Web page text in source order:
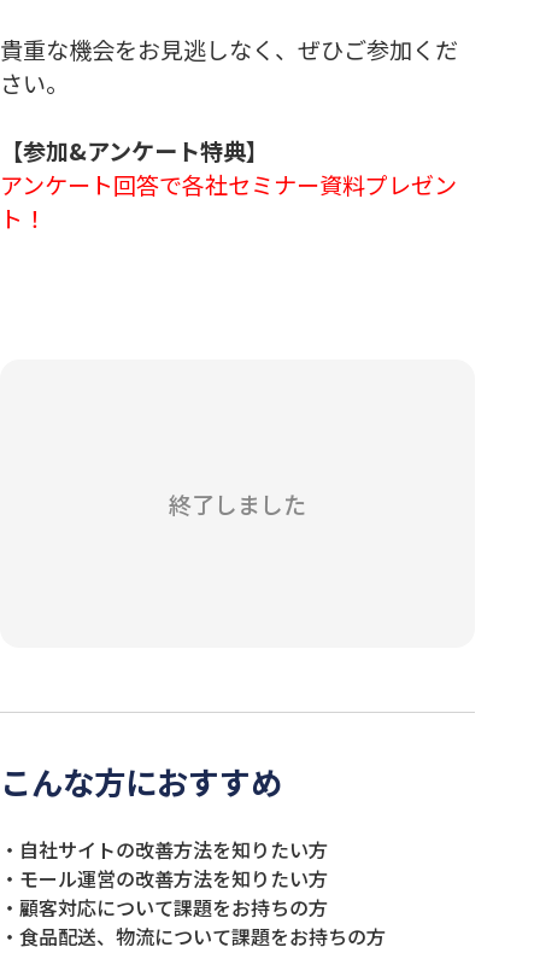
貴重な機会をお見逃しなく、ぜひご参加くだ
さい。
【参加&アンケート特典】
アンケート回答で各社セミナー資料プレゼン
ト！
終了しました
こんな方におすすめ
・自社サイトの改善方法を知りたい方
・モール運営の改善方法を知りたい方
・顧客対応について課題をお持ちの方
・食品配送、物流について課題をお持ちの方